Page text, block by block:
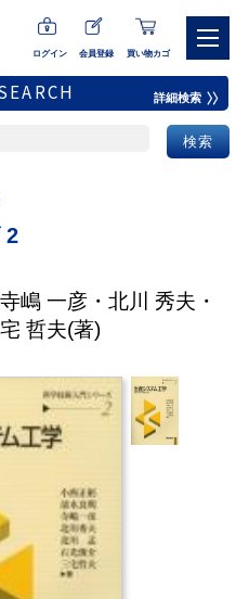
ログイン 会員登録 買い物カゴ
詳細検索
2
寺嶋 一彦・ 北川 秀夫 ・
哲夫(著)